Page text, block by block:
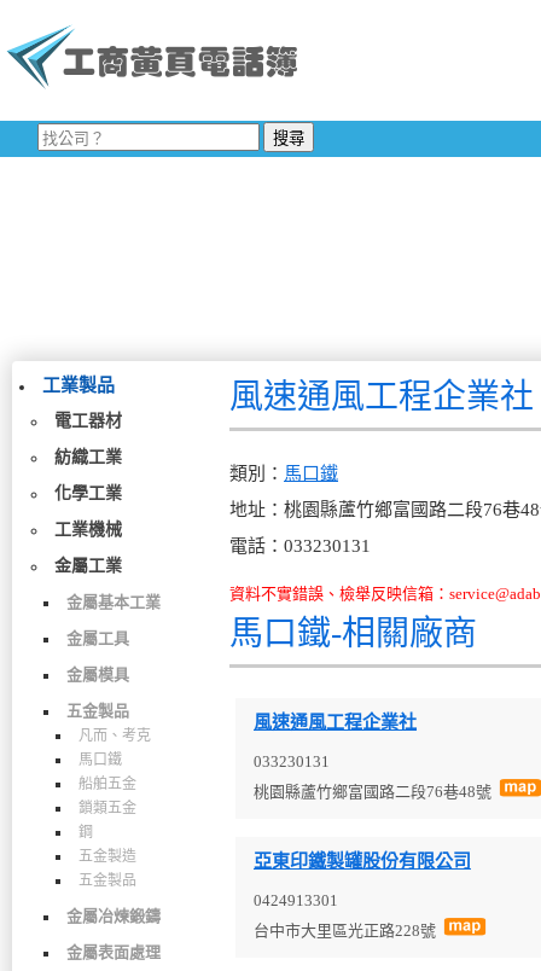
工業製品
電工器材
紡織工業
化學工業
工業機械
金屬工業
金屬基本工業
金屬工具
金屬模具
五金製品
凡而、考克
馬口鐵
船舶五金
鎖類五金
鋼
五金製造
五金製品
金屬冶煉鍛鑄
金屬表面處理
風速通風工程企業社
類別： 馬口鐵
地址：桃園縣蘆竹鄉富國路二段76巷
電話：033230131
資料不實錯誤、檢舉反映信箱：
馬口鐵-相關廠商
風速通風工程企業社
033230131
桃園縣蘆竹鄉富國路二段76巷48號
亞東印鐵製罐股份有限公司
0424913301
台中市大里區光正路228號